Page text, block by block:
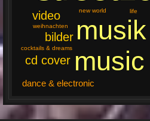
musik
music
bilder
cd cover
video
dance & electronic
new world
cocktails & dreams
life
weihnachten